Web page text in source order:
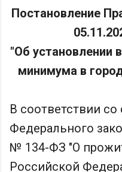
Постановление
"Об установлении
минимума в
В соответствии со
Федерального
№ 134-ФЗ "О
Российской